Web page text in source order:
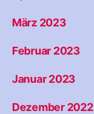
März 2023
Februar 2023
Januar 2023
Dezember 2022